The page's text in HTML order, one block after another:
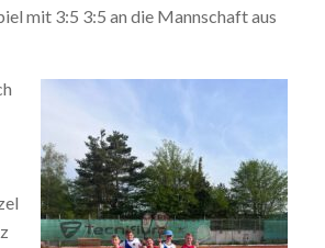
mit 3:5 3:5 an die Mannschaft aus